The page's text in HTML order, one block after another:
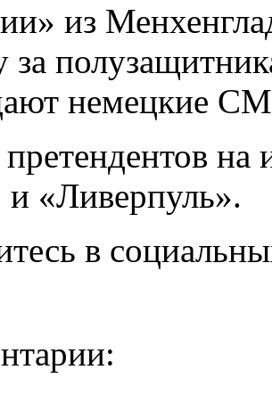
из
за
немецкие
на
и «Ливерпуль».
в